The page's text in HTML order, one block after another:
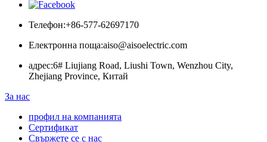
Телефон:+86-577-62697170
Електронна поща:aiso@aisoelectric.com
адрес:6# Liujiang Road, Liushi Town, Wenzhou City,
Zhejiang Province, Китай
За нас
профил на компанията
Сертификат
Свържете се с нас